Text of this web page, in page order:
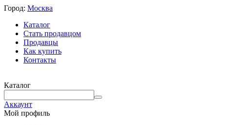
Город: Москва
Каталог
Стать продавцом
Продавцы
Как купить
Контакты
Каталог
Аккаунт
Мой профиль